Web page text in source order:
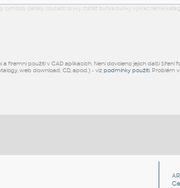
symboly detaily součásti prvky stafáž buňka buňky výkres téma
firemní použití v CAD aplikacích. Není dovoleno jejich další šíření
web download, CD, apod.) - viz podmínky použití. Problém